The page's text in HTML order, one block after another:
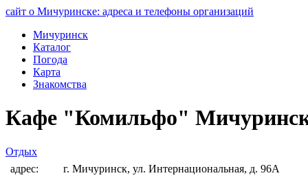
сайт о Мичуринске: адреса и телефоны организаций
Мичуринск
Каталог
Погода
Карта
Знакомства
Кафе "Комильфо"
Отдых
адрес:
г. Мичуринск, ул. Интернациональная, д. 96А